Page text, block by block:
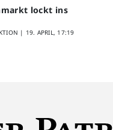
lockt ins
| 19. APRIL, 17:19